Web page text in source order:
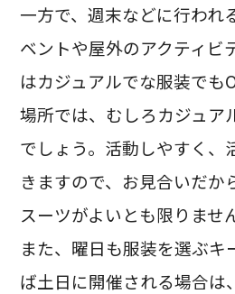
一方で、週末などに行われ
ベントや屋外のアクティビ
はカジュアルでな服装でも
場所では、むしろカジュア
でしょう。活動しやすく、
きますので、お見合いだか
スーツがよいとも限りませ
また、曜日も服装を選ぶキ
ば土日に開催される場合は